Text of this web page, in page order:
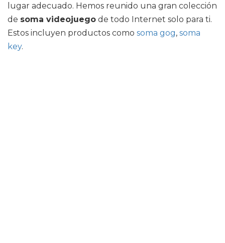
lugar adecuado. Hemos reunido una gran colección
de soma videojuego de todo Internet solo para ti.
Estos incluyen productos como soma gog, soma
key.